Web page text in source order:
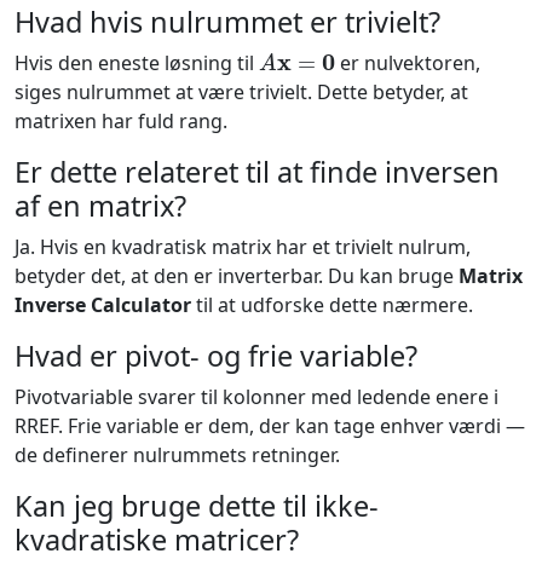
Hvad hvis nulrummet er trivielt?
Hvis den eneste løsning til
A
er nulvektoren,
siges nulrummet at være trivielt. Dette betyder, at
matrixen har fuld rang.
Er dette relateret til at finde inversen
af en matrix?
Ja. Hvis en kvadratisk matrix har et trivielt nulrum,
betyder det, at den er inverterbar. Du kan bruge Matrix
Inverse Calculatortil at udforske dette nærmere.
Hvad er pivot- og frie variable?
Pivotvariable svarer til kolonner med ledende enere i
RREF. Frie variable er dem, der kan tage enhver værdi —
de definerer nulrummets retninger.
Kan jeg bruge dette til ikke-
kvadratiske matricer?